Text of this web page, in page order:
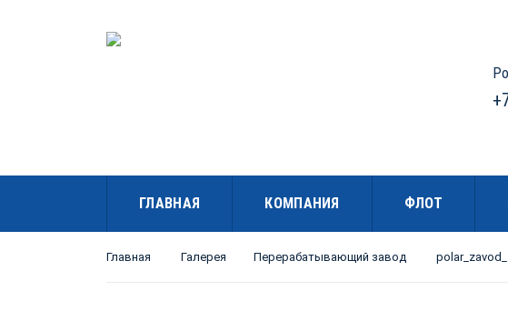
ГЛАВНАЯ КОМПАНИЯ ФЛОТ
Главная Галерея Перерабатывающий завод